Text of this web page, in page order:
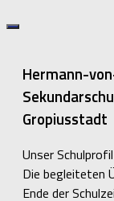
Hermann-
Gropiusstadt
Unser
Die begleiteten
Ende der